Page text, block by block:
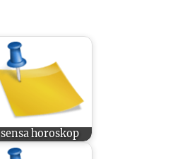
sensa horoskop